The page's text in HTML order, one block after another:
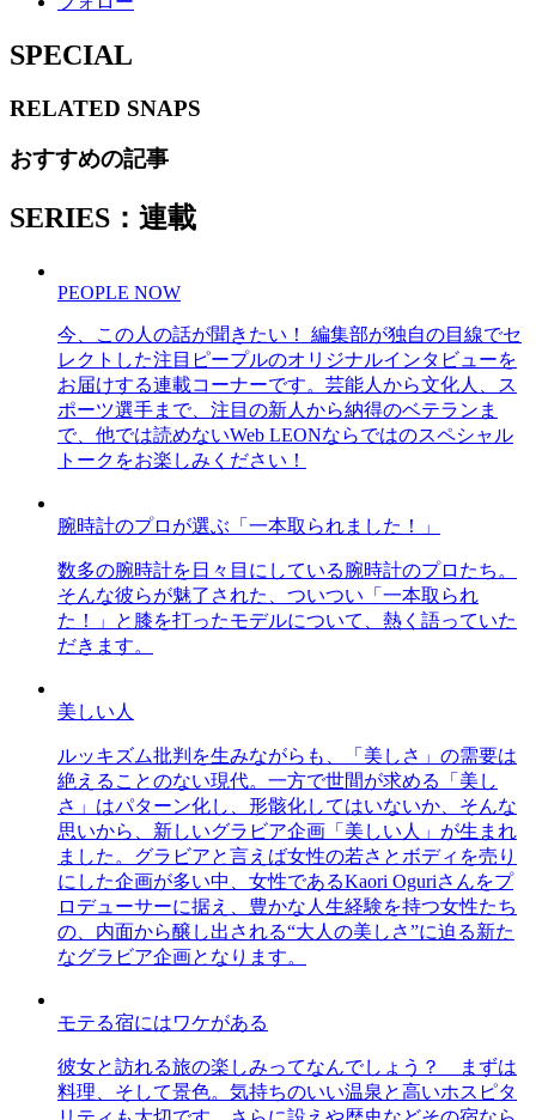
SPECIAL
RELATED SNAPS
おすすめの記事
SERIES：連載
PEOPLE NOW
今、この人の話が聞きたい！ 編集部が独自の目線でセ
レクトした注目ピープルのオリジナルインタビューを
お届けする連載コーナーです。芸能人から文化人、ス
ポーツ選手まで、注目の新人から納得のベテランま
で、他では読めないWeb LEONならではのスペシャル
トークをお楽しみください！
腕時計のプロが選ぶ「一本取られました！」
数多の腕時計を日々目にしている腕時計のプロたち。
そんな彼らが魅了された、ついつい「一本取られ
た！」と膝を打ったモデルについて、熱く語っていた
だきます。
美しい人
ルッキズム批判を生みながらも、「美しさ」の需要は
絶えることのない現代。一方で世間が求める「美し
さ」はパターン化し、形骸化してはいないか、そんな
思いから、新しいグラビア企画「美しい人」が生まれ
ました。グラビアと言えば女性の若さとボディを売り
にした企画が多い中、女性であるKaori Oguriさんをプ
ロデューサーに据え、豊かな人生経験を持つ女性たち
の、内面から醸し出される“大人の美しさ”に迫る新た
なグラビア企画となります。
モテる宿にはワケがある
彼女と訪れる旅の楽しみってなんでしょう？ まずは
料理、そして景色。気持ちのいい温泉と高いホスピタ